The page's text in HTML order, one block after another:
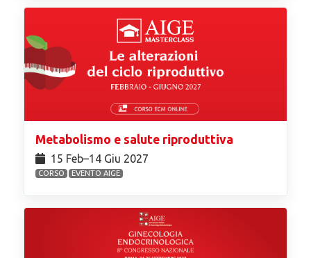
Metabolismo e salute riproduttiva
15 Feb⁠–14 Giu 2027
CORSO EVENTO AIGE